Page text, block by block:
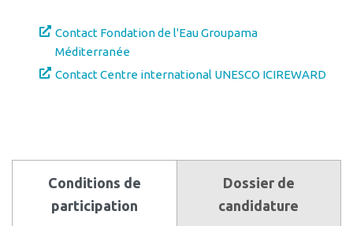
Contact Fondation de l'Eau Groupama
Méditerranée
Contact Centre international UNESCO ICIREWARD
Conditions de
participation
Dossier de
candidature